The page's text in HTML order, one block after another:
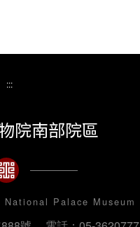
:::
院南部院區
Palace Museum